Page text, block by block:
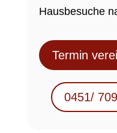
Hausbesuche
Termin
0451/